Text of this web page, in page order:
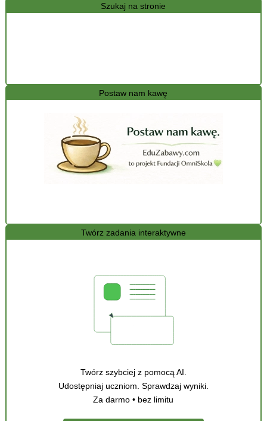
Szukaj na stronie
Postaw nam kawę
Twórz zadania interaktywne
Twórz szybciej z pomocą AI.
Udostępniaj uczniom. Sprawdzaj wyniki.
Za darmo • bez limitu